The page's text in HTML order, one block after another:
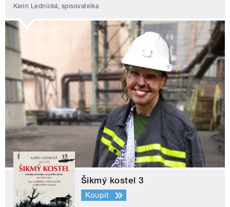
Karin Lednická, spisovatelka
Šikmý kostel 3
Koupit